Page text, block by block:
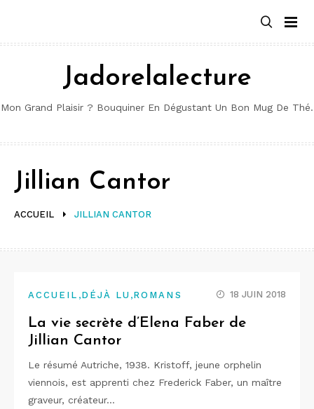
contenu
Jadorelalecture
Mon Grand Plaisir ? Bouquiner En Dégustant Un Bon Mug De Thé.
ACCUEIL JILLIAN CANTOR
Jillian Cantor
ACCUEIL ,DÉJÀ LU ,ROMANS 18 JUIN 2018
La vie secrète d’Elena Faber de
Jillian Cantor
Le résumé Autriche, 1938. Kristoff, jeune orphelin
viennois, est apprenti chez Frederick Faber, un maître
graveur, créateur…